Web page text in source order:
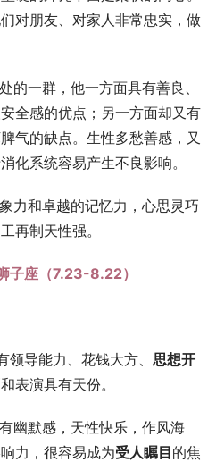
对朋友、对家人非常忠实，做
的一群，他一方面具有善良、
全感的优点；另一方面却又有
气的缺点。生性多愁善感，又
化系统容易产生不良影响。
力和卓越的记忆力，心思灵巧
再制天性强。
子座（7.23-8.22）
领导能力、花钱大方、 思想开
表演具有天份。
幽默感，天性快乐，作风海
力，很容易成为受人瞩目的焦